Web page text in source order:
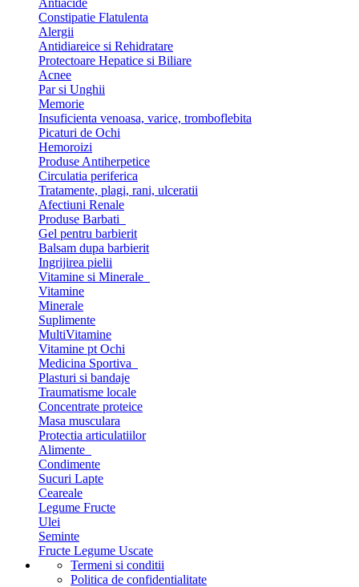
Antiacide
Constipatie Flatulenta
Alergii
Antidiareice si Rehidratare
Protectoare Hepatice si Biliare
Acnee
Par si Unghii
Memorie
Insuficienta venoasa, varice, tromboflebita
Picaturi de Ochi
Hemoroizi
Produse Antiherpetice
Circulatia periferica
Tratamente, plagi, rani, ulceratii
Afectiuni Renale
Produse Barbati
Gel pentru barbierit
Balsam dupa barbierit
Ingrijirea pielii
Vitamine si Minerale
Vitamine
Minerale
Suplimente
MultiVitamine
Vitamine pt Ochi
Medicina Sportiva
Plasturi si bandaje
Traumatisme locale
Concentrate proteice
Masa musculara
Protectia articulatiilor
Alimente
Condimente
Sucuri Lapte
Ceareale
Legume Fructe
Ulei
Seminte
Fructe Legume Uscate
Termeni si conditii
Politica de confidentialitate